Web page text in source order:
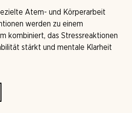
Atem- und Körperarbeit
werden zu einem
kombiniert, das Stressreaktionen
stärkt und mentale Klarheit